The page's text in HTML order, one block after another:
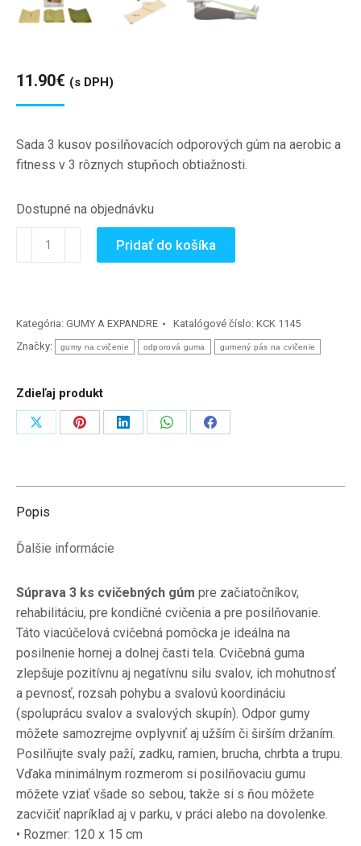
11.90€ (s DPH)
Sada 3 kusov posilňovacích odporových gúm na aerobic a
fitness v 3 rôznych stupňoch obtiažnosti.
Dostupné na objednávku
množstvo
sada
ECOWELLNESS
Pridať do košíka
Kategória: GUMY A EXPANDRE Katalógové číslo: KCK 1145
Značky:
gumy na cvičenie odporová guma gumený pás na cvičenie
Zdieľaj produkt
ZdieľaťZdieľaťZdieľaťZdieľaťZdieľať
Popis
Ďalšie informácie
Súprava 3 ks cvičebných gúm pre začiatočníkov,
rehabilitáciu, pre kondičné cvičenia a pre posilňovanie.
Táto viacúčelová cvičebná pomôcka je ideálna na
posilnenie hornej a dolnej časti tela. Cvičebná guma
zlepšuje pozitívnu aj negatívnu silu svalov, ich mohutnosť
a pevnosť, rozsah pohybu a svalovú koordináciu
(spoluprácu svalov a svalových skupín). Odpor gumy
môžete samozrejme ovplyvniť aj užším či širším držaním.
Posilňujte svaly paží, zadku, ramien, brucha, chrbta a trupu.
Vďaka minimálnym rozmerom si posilňovaciu gumu
môžete vziať všade so sebou, takže si s ňou môžete
zacvičiť napríklad aj v parku, v práci alebo na dovolenke.
• Rozmer: 120 x 15 cm